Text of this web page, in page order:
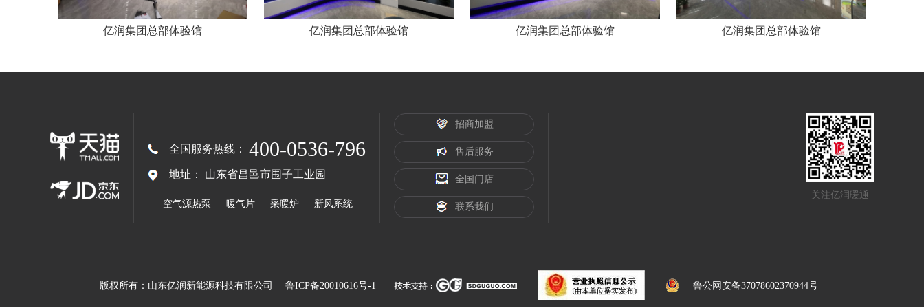
亿润集团总部体验馆 亿润集团总部体验馆 亿润集团总部体验馆 亿润集团总部体验馆
全国服务热线： 400-0536-796
地址： 山东省昌邑市围子工业园
空气源热泵 暖气片 采暖炉 新风系统
招商加盟
售后服务
全国门店
联系我们
关注亿润暖通
版权所有：山东亿润新能源科技有限公司 鲁ICP备20010616号-1 鲁公网安备37078602370944号